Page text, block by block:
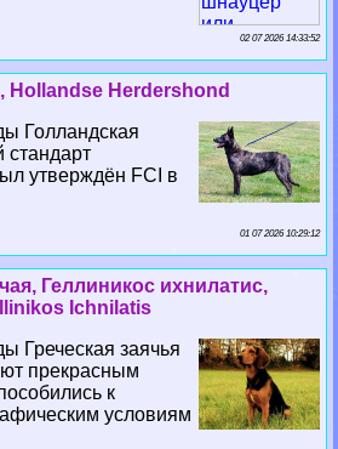
02 07 2026 14:33:52
Hollandse Herdershond
Голландская
утверждён FCI в
01 07 2026 10:29:12
Геллиникос ихнилатис,
Ichnilatis
Греческая заячья
прекрасным
к
условиям